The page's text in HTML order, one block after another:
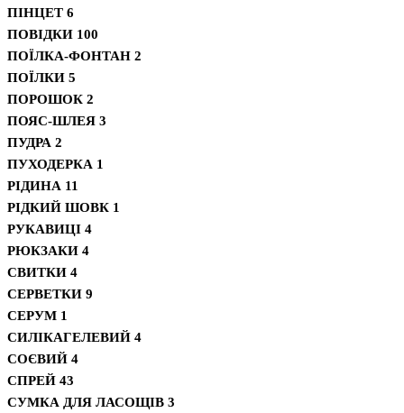
ПІНЦЕТ 6
ПОВІДКИ 100
ПОЇЛКА-ФОНТАН 2
ПОЇЛКИ 5
ПОРОШОК 2
ПОЯС-ШЛЕЯ 3
ПУДРА 2
ПУХОДЕРКА 1
РІДИНА 11
РІДКИЙ ШОВК 1
РУКАВИЦІ 4
РЮКЗАКИ 4
СВИТКИ 4
СЕРВЕТКИ 9
СЕРУМ 1
СИЛІКАГЕЛЕВИЙ 4
СОЄВИЙ 4
СПРЕЙ 43
СУМКА ДЛЯ ЛАСОЩІВ 3